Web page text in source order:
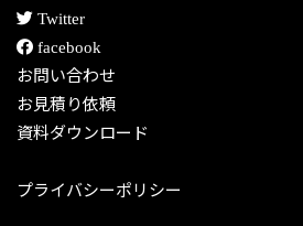
Twitter
facebook
お問い合わせ
お見積り依頼
資料ダウンロード
プライバシーポリシー